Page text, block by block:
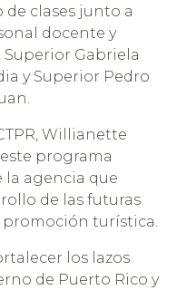
clases junto a
docente y
Gabriela
y Superior Pedro
Willianette
programa
la agencia que
de las futuras
promoción turística.
los lazos
de Puerto Rico y